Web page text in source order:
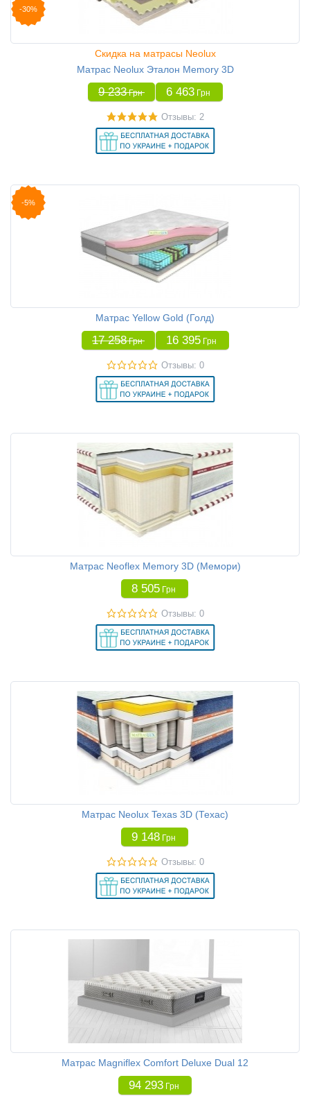
-30%
Скидка на матрасы Neolux
Матрас Neolux Эталон Memory 3D
9 233 Грн 6 463 Грн
Отзывы: 2
-5%
Матрас Yellow Gold (Голд)
17 258 Грн 16 395 Грн
Отзывы: 0
Матрас Neoflex Memory 3D (Мемори)
8 505 Грн
Отзывы: 0
Матрас Neolux Texas 3D (Техас)
9 148 Грн
Отзывы: 0
Матрас Magniflex Comfort Deluxe Dual 12
94 293 Грн